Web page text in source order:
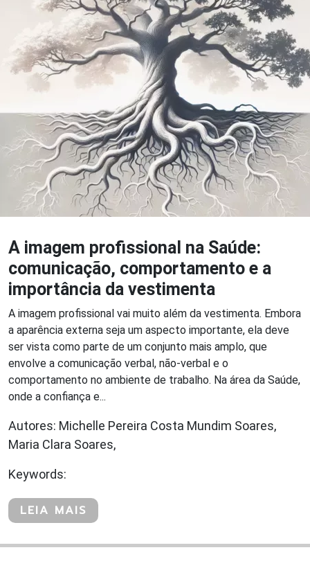
A imagem profissional na Saúde:
comunicação, comportamento e a
importância da vestimenta
A imagem profissional vai muito além da vestimenta. Embora
a aparência externa seja um aspecto importante, ela deve
ser vista como parte de um conjunto mais amplo, que
envolve a comunicação verbal, não-verbal e o
comportamento no ambiente de trabalho. Na área da Saúde,
onde a confiança e...
Autores: Michelle Pereira Costa Mundim Soares,
Maria Clara Soares,
Keywords:
LEIA MAIS